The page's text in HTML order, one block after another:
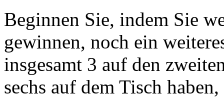
Beginnen Sie, indem Sie
gewinnen, noch ein
insgesamt 3 auf den
sechs auf dem Tisch